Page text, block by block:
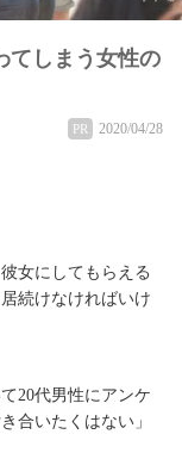
てしまう女性の
PR 2020/04/28
女にしてもらえる
続けなければいけ
20代男性にアンケ
合いたくはない」